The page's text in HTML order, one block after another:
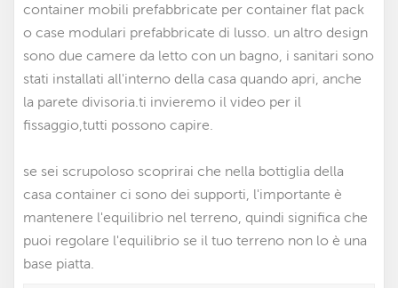
container mobili prefabbricate per container flat pack
o case modulari prefabbricate di lusso. un altro design
sono due camere da letto con un bagno, i sanitari sono
stati installati all'interno della casa quando apri, anche
la parete divisoria.ti invieremo il video per il
fissaggio,tutti possono capire.
se sei scrupoloso scoprirai che nella bottiglia della
casa container ci sono dei supporti, l'importante è
mantenere l'equilibrio nel terreno, quindi significa che
puoi regolare l'equilibrio se il tuo terreno non lo è una
base piatta.